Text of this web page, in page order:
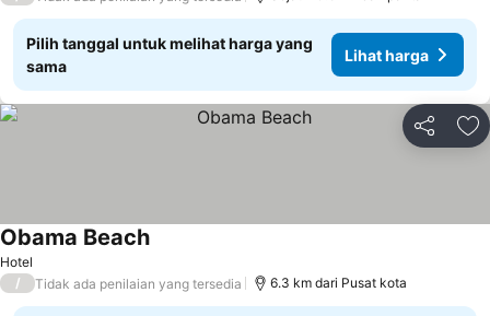
Pilih tanggal untuk melihat harga yang
sama
Lihat harga
Bagikan
Hotel
Obama Beach
/ Tidak ada penilaian yang tersedia 6.3 km dari Pusat kota